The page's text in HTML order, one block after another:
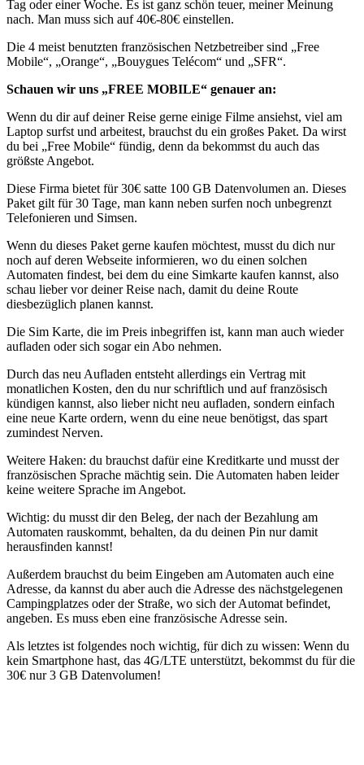
Tag oder einer Woche. Es ist ganz schön teuer, meiner Meinung
nach. Man muss sich auf 40€-80€ einstellen.
Die 4 meist benutzten französischen Netzbetreiber sind „Free
Mobile“, „Orange“, „Bouygues Telécom“ und „SFR“.
Schauen wir uns „FREE MOBILE“ genauer an:
Wenn du dir auf deiner Reise gerne einige Filme ansiehst, viel am
Laptop surfst und arbeitest, brauchst du ein großes Paket. Da wirst
du bei „Free Mobile“ fündig, denn da bekommst du auch das
größste Angebot.
Diese Firma bietet für 30€ satte 100 GB Datenvolumen an. Dieses
Paket gilt für 30 Tage, man kann neben surfen noch unbegrenzt
Telefonieren und Simsen.
Wenn du dieses Paket gerne kaufen möchtest, musst du dich nur
noch auf deren Webseite informieren, wo du einen solchen
Automaten findest, bei dem du eine Simkarte kaufen kannst, also
schau lieber vor deiner Reise nach, damit du deine Route
diesbezüglich planen kannst.
Die Sim Karte, die im Preis inbegriffen ist, kann man auch wieder
aufladen oder sich sogar ein Abo nehmen.
Durch das neu Aufladen entsteht allerdings ein Vertrag mit
monatlichen Kosten, den du nur schriftlich und auf französisch
kündigen kannst, also lieber nicht neu aufladen, sondern einfach
eine neue Karte ordern, wenn du eine neue benötigst, das spart
zumindest Nerven.
Weitere Haken: du brauchst dafür eine Kreditkarte und musst der
französischen Sprache mächtig sein. Die Automaten haben leider
keine weitere Sprache im Angebot.
Wichtig: du musst dir den Beleg, der nach der Bezahlung am
Automaten rauskommt, behalten, da du deinen Pin nur damit
herausfinden kannst!
Außerdem brauchst du beim Eingeben am Automaten auch eine
Adresse, da kannst du aber auch die Adresse des nächstgelegenen
Campingplatzes oder der Straße, wo sich der Automat befindet,
angeben. Es muss eben eine französische Adresse sein.
Als letztes ist folgendes noch wichtig, für dich zu wissen: Wenn du
kein Smartphone hast, das 4G/LTE unterstützt, bekommst du für die
30€ nur 3 GB Datenvolumen!